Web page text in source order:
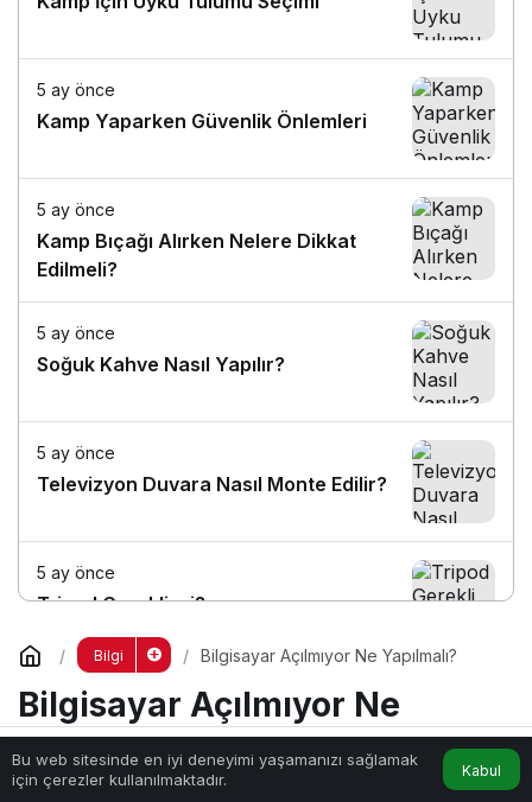
5 ay önce
Kamp Yaparken Güvenlik Önlemleri
5 ay önce
Kamp Bıçağı Alırken Nelere Dikkat
Edilmeli?
5 ay önce
Soğuk Kahve Nasıl Yapılır?
5 ay önce
Televizyon Duvara Nasıl Monte Edilir?
5 ay önce
Tripod Gerekli mi?
5 ay önce
Net Fotoğraf Nasıl Çekilir?
Bilgi Bilgisayar Açılmıyor Ne Yapılmalı?
Bilgisayar Açılmıyor Ne
Yapılmalı?
Aniden açılmayan bir bilgisayar, çoğu zaman basit bir
Bu web sitesinde en iyi deneyimi yaşamanızı sağlamak
için çerezler kullanılmaktadır.
Kabul
Anasayfa Hesabım